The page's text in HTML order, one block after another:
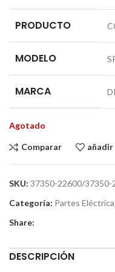
PRODUCTO
MODELO
MARCA
Agotado
Comparar
SKU: 37350-22600/37350-
Categoría: Partes
Share:
DESCRIPCIÓN